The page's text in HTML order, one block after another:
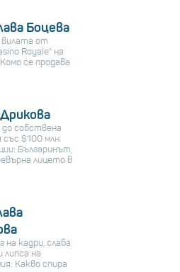
Боцева
от
Royale“ на
се продава
собствена
със $100 млн.
Българинът,
лицето в
на кадри, слаба
липса на
Какво спира